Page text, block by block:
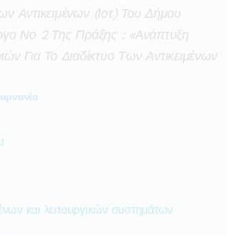
Αντικειμένων (ιοτ) Του Δήμου
Νο 2 Της Πράξης : «ανάπτυξη
Για Το Διαδίκτυο Των Αντικειμένων
και λειτουργικών συστημάτων